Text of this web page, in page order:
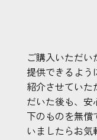
ご購入いただ
提供できるよう
紹介させていた
だいた後も、安
下のものを無
いましたらお気